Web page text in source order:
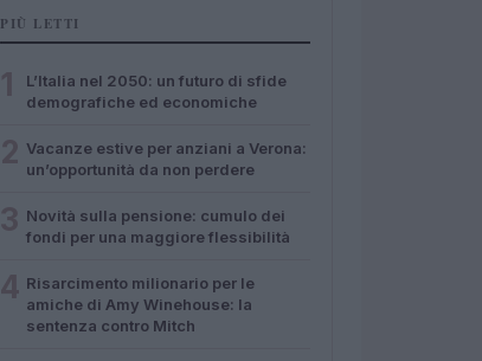
PIÙ LETTI
L’Italia nel 2050: un futuro di sfide
demografiche ed economiche
Vacanze estive per anziani a Verona:
un’opportunità da non perdere
Novità sulla pensione: cumulo dei
fondi per una maggiore flessibilità
Risarcimento milionario per le
amiche di Amy Winehouse: la
sentenza contro Mitch